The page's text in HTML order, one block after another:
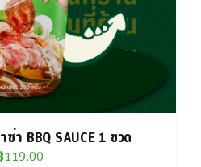
า BBQ SAUCE 1 ขวด
119.00